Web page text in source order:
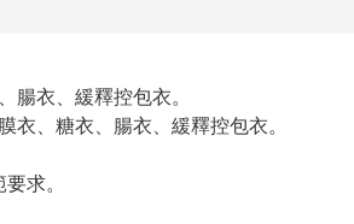
衣、緩釋控包衣。
、糖衣、腸衣、緩釋控包衣。
求。